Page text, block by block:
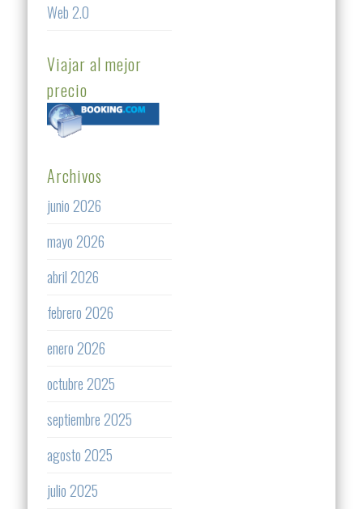
Web 2.0
Viajar al mejor
precio
Archivos
junio 2026
mayo 2026
abril 2026
febrero 2026
enero 2026
octubre 2025
septiembre 2025
agosto 2025
julio 2025